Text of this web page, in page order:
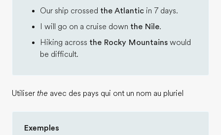
Our ship crossed the Atlantic in 7 days.
I will go on a cruise down the Nile.
Hiking across the Rocky Mountains would
be difficult.
Utiliser the avec des pays qui ont un nom au pluriel
Exemples